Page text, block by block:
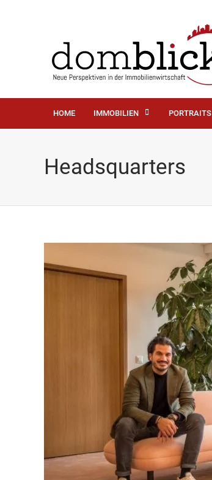
HOME IMMOBILIEN PORTRAITS
Headsquarters